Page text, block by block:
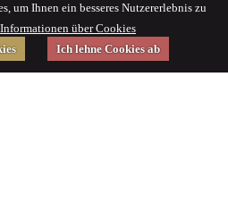
um Ihnen ein besseres Nutzererlebnis zu
über Cookies
Ich lehne Cookies ab